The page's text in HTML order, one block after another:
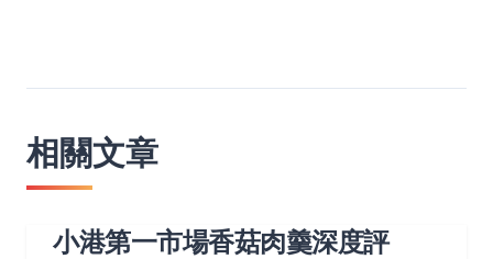
相關文章
小港第一市場香菇肉羹深度評